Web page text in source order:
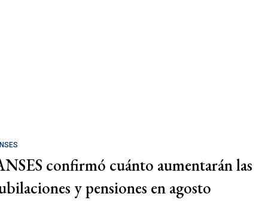
confirmó cuánto aumentarán las
y pensiones en agosto